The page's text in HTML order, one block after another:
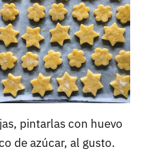
pintarlas con huevo
de azúcar, al gusto.